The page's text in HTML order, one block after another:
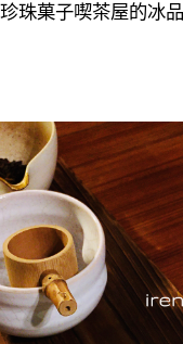
珠菓子喫茶屋的冰